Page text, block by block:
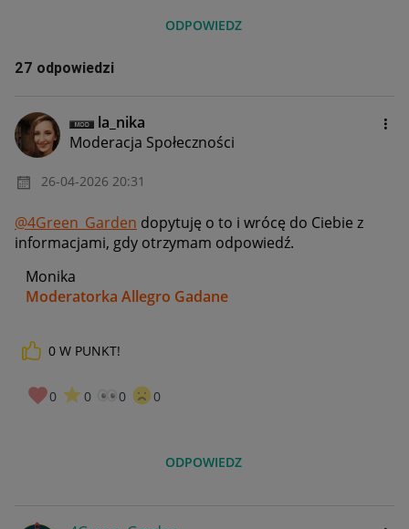
ODPOWIEDZ
27 odpowiedzi
la_nika
Moderacja Społeczności
‎26-04-2026 20:31
@4Green_Garden dopytuję o to i wrócę do Ciebie z
informacjami, gdy otrzymam odpowiedź.
Monika
Moderatorka Allegro Gadane
0 W PUNKT!
0 0 0 0
ODPOWIEDZ